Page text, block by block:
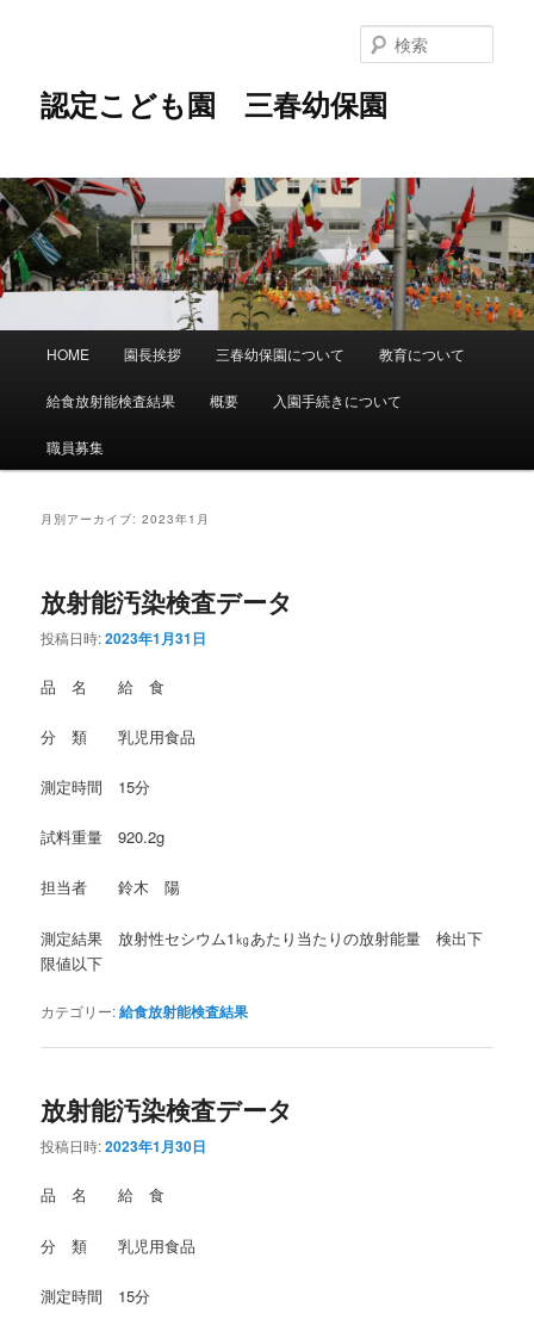
ツ
へ
移
動
へ
移
動
認定こども園 三春幼保園
索
ュ
HOME 園長挨拶 三春幼保園について 教育について
給食放射能検査結果 概要 入園手続きについて
職員募集
月別アーカイブ:2023年1月
放射能汚染検査データ
投稿日時:2023年1月31日
品 名 給 食
分 類 乳児用食品
測定時間 15分
試料重量 920.2g
担当者 鈴木 陽
測定結果 放射性セシウム1㎏あたり当たりの放射能量 検出下
限値以下
カテゴリー:給食放射能検査結果
放射能汚染検査データ
投稿日時:2023年1月30日
品 名 給 食
分 類 乳児用食品
測定時間 15分